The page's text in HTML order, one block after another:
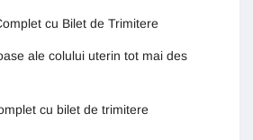
cu Bilet de Trimitere
ale colului uterin tot mai des
cu bilet de trimitere